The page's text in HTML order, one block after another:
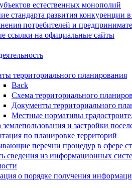
естественных монополий
стандарта развития конкуренции
потребителей и
ссылки на официальные сайты
территориального планирования
Back
Схема территориального
Документы территориального
Местные нормативы
и застройки
по планировке территорий
перечни процедур в сфере
сведения из информационных
о порядке получения